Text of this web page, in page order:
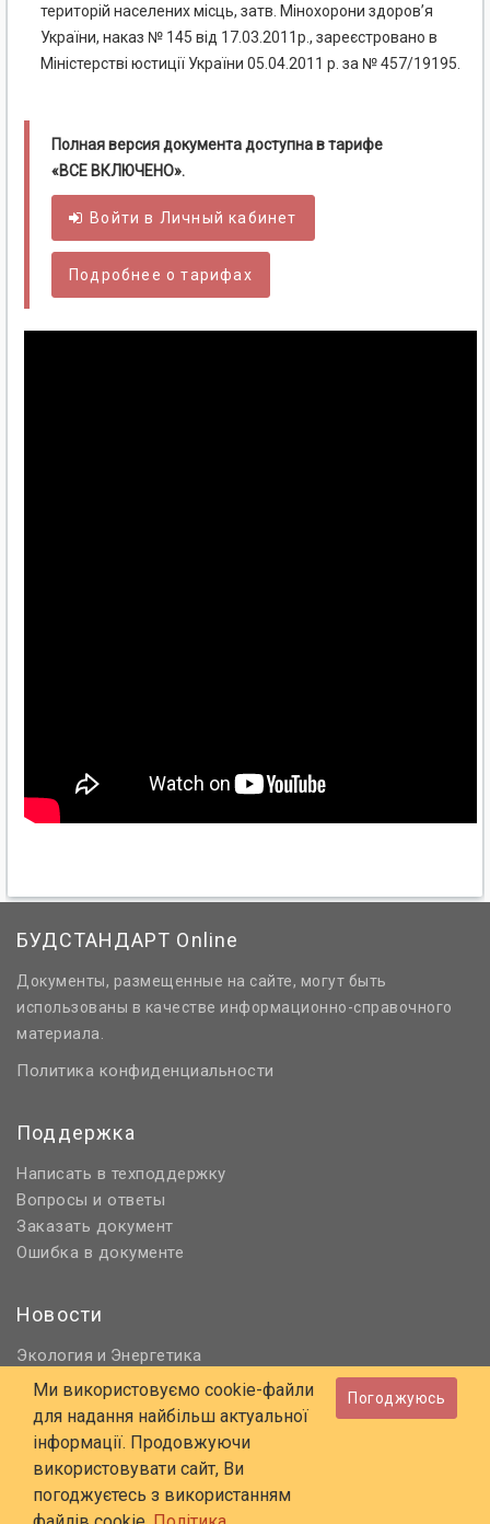
територій населених місць, затв. Мінохорони здоров’я
України, наказ № 145 від 17.03.2011р., зареєстровано в
Міністерстві юстиції України 05.04.2011 р. за № 457/19195.
Полная версия документа доступна в тарифе
«ВСЕ ВКЛЮЧЕНО».
Войти в Личный кабинет
Подробнее о тарифах
БУДСТАНДАРТ Online
Документы, размещенные на сайте, могут быть
использованы в качестве информационно-справочного
материала.
Политика конфиденциальности
Поддержка
Написать в техподдержку
Вопросы и ответы
Заказать документ
Ошибка в документе
Новости
Экология и Энергетика
Нормативное регулирование
Строительство и проектирование
Охрана труда и ПБ
© 2006 - 2026 Все права защищены
E-mail:
online@budstandart.com
Ми використовуємо cookie-файли
для надання найбільш актуальної
інформації. Продовжуючи
використовувати сайт, Ви
погоджуєтесь з використанням
Погоджуюсь